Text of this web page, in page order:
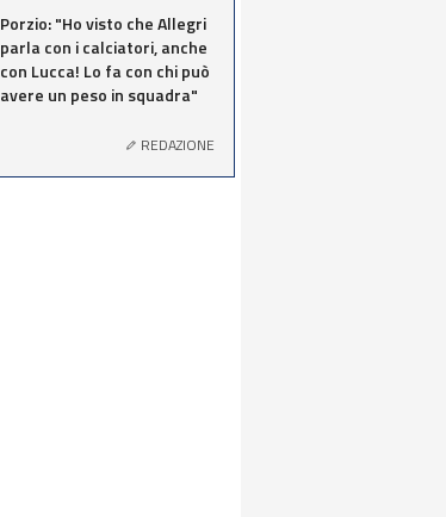
Porzio: "Ho visto che Allegri
parla con i calciatori, anche
con Lucca! Lo fa con chi può
avere un peso in squadra"
REDAZIONE